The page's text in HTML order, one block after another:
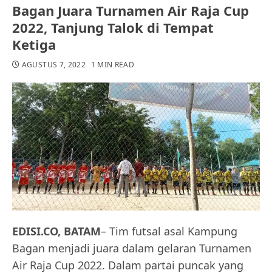
Bagan Juara Turnamen Air Raja Cup
2022, Tanjung Talok di Tempat
Ketiga
AGUSTUS 7, 2022 1 MIN READ
EDISI.CO, BATAM– Tim futsal asal Kampung
Bagan menjadi juara dalam gelaran Turnamen
Air Raja Cup 2022. Dalam partai puncak yang